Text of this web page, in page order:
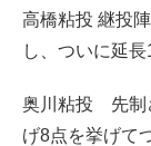
高橋粘投 継投
し、ついに延
奥川粘投 先制
げ8点を挙げて